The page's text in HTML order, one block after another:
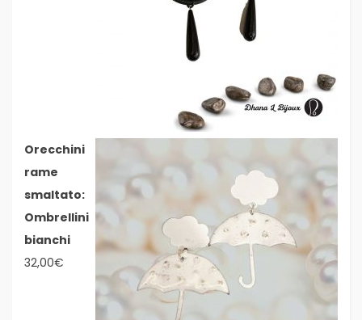
Orecchini
rame
smaltato:
Ombrellini
bianchi
32,00€